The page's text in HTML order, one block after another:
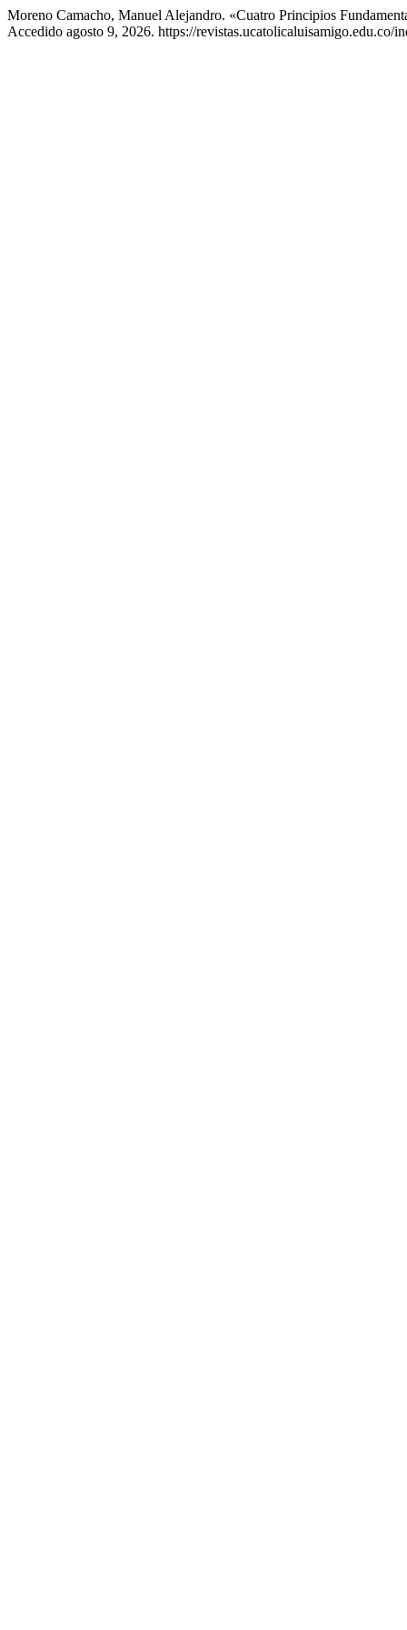
Moreno Camacho, Manuel Alejandro. «Cuatro Principios
Accedido agosto 9, 2026. https://revistas.ucatolicaluisamigo.edu.co/